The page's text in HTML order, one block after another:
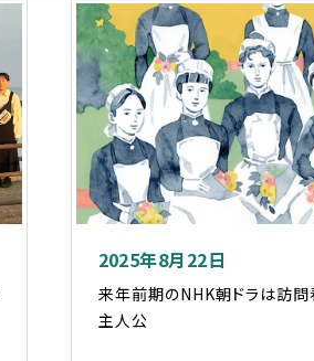
2025年8月22日
来年前期のNHK朝ドラは訪
主人公